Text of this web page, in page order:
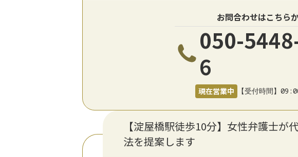
お問合わせはこちら
050-
6
現在営業中 【受付時間】
【淀屋橋駅徒歩10分】女性弁護士
法を提案します